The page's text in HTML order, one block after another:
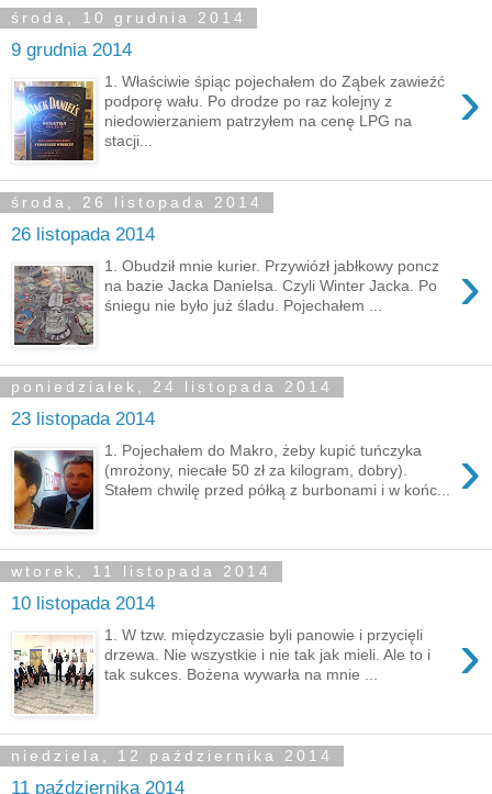
środa, 10 grudnia 2014
9 grudnia 2014
›
1. Właściwie śpiąc pojechałem do Ząbek zawieźć
podporę wału. Po drodze po raz kolejny z
niedowierzaniem patrzyłem na cenę LPG na
stacji...
środa, 26 listopada 2014
26 listopada 2014
›
1. Obudził mnie kurier. Przywiózł jabłkowy poncz
na bazie Jacka Danielsa. Czyli Winter Jacka. Po
śniegu nie było już śladu. Pojechałem ...
poniedziałek, 24 listopada 2014
23 listopada 2014
›
1. Pojechałem do Makro, żeby kupić tuńczyka
(mrożony, niecałe 50 zł za kilogram, dobry).
Stałem chwilę przed półką z burbonami i w końc...
wtorek, 11 listopada 2014
10 listopada 2014
›
1. W tzw. międzyczasie byli panowie i przycięli
drzewa. Nie wszystkie i nie tak jak mieli. Ale to i
tak sukces. Bożena wywarła na mnie ...
niedziela, 12 października 2014
11 października 2014